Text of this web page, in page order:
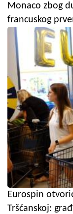
Monaco zbog
francuskog
Eurospin
Tršćanskoj: